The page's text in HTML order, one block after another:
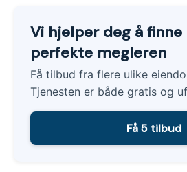
Vi hjelper deg å finne
perfekte megleren
Få tilbud fra flere ulike
Tjenesten er både gratis og
Få 5 tilbud